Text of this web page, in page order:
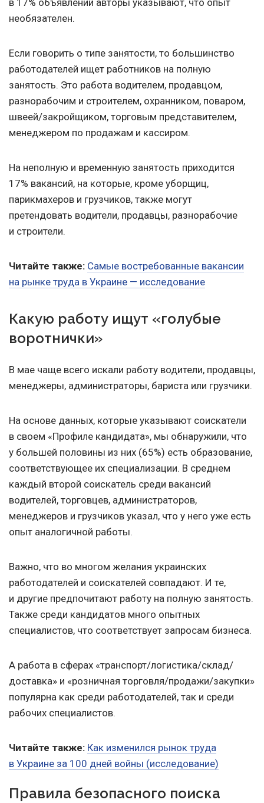
в 17% объявлений авторы указывают, что опыт
необязателен.
Если говорить о типе занятости, то большинство
работодателей ищет работников на полную
занятость. Это работа водителем, продавцом,
разнорабочим и строителем, охранником, поваром,
швеей/закройщиком, торговым представителем,
менеджером по продажам и кассиром.
На неполную и временную занятость приходится
17% вакансий, на которые, кроме уборщиц,
парикмахеров и грузчиков, также могут
претендовать водители, продавцы, разнорабочие
и строители.
Читайте также: Самые востребованные вакансии
на рынке труда в Украине — исследование
Какую работу ищут «голубые
воротнички»
В мае чаще всего искали работу водители, продавцы,
менеджеры, администраторы, бариста или грузчики.
На основе данных, которые указывают соискатели
в своем «Профиле кандидата», мы обнаружили, что
у большей половины из них (65%) есть образование,
соответствующее их специализации. В среднем
каждый второй соискатель среди вакансий
водителей, торговцев, администраторов,
менеджеров и грузчиков указал, что у него уже есть
опыт аналогичной работы.
Важно, что во многом желания украинских
работодателей и соискателей совпадают. И те,
и другие предпочитают работу на полную занятость.
Также среди кандидатов много опытных
специалистов, что соответствует запросам бизнеса.
А работа в сферах «транспорт/логистика/склад/
доставка» и «розничная торговля/продажи/закупки»
популярна как среди работодателей, так и среди
рабочих специалистов.
Читайте также: Как изменился рынок труда
в Украине за 100 дней войны (исследование)
Правила безопасного поиска